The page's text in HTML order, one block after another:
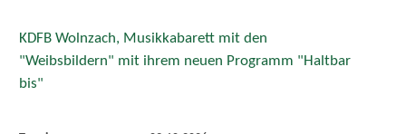
KDFB Wolnzach, Musikkabarett mit den
"Weibsbildern" mit ihrem neuen Programm "Haltbar
bis"